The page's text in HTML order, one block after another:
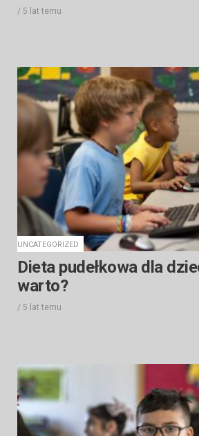
/ 5 lat temu
UNCATEGORIZED
Dieta pudełkowa dla
warto?
/ 5 lat temu